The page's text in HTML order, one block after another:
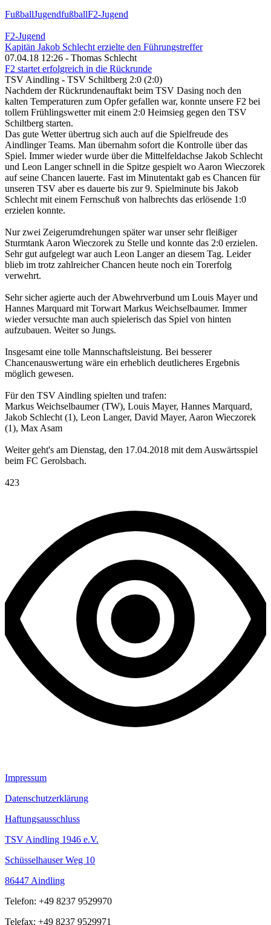
FußballJugendfußballF2-Jugend
F2-Jugend
Kapitän Jakob Schlecht erzielte den Führungstreffer
07.04.18 12:26 - Thomas Schlecht
F2 startet erfolgreich in die Rückrunde
TSV Aindling - TSV Schiltberg 2:0 (2:0)
Nachdem der Rückrundenauftakt beim TSV Dasing noch den
kalten Temperaturen zum Opfer gefallen war, konnte unsere F2 bei
tollem Frühlingswetter mit einem 2:0 Heimsieg gegen den TSV
Schiltberg starten.
Das gute Wetter übertrug sich auch auf die Spielfreude des
Aindlinger Teams. Man übernahm sofort die Kontrolle über das
Spiel. Immer wieder wurde über die Mittelfeldachse Jakob Schlecht
und Leon Langer schnell in die Spitze gespielt wo Aaron Wieczorek
auf seine Chancen lauerte. Fast im Minutentakt gab es Chancen für
unseren TSV aber es dauerte bis zur 9. Spielminute bis Jakob
Schlecht mit einem Fernschuß von halbrechts das erlösende 1:0
erzielen konnte.
Nur zwei Zeigerumdrehungen später war unser sehr fleißiger
Sturmtank Aaron Wieczorek zu Stelle und konnte das 2:0 erzielen.
Sehr gut aufgelegt war auch Leon Langer an diesem Tag. Leider
blieb im trotz zahlreicher Chancen heute noch ein Torerfolg
verwehrt.
Sehr sicher agierte auch der Abwehrverbund um Louis Mayer und
Hannes Marquard mit Torwart Markus Weichselbaumer. Immer
wieder versuchte man auch spielerisch das Spiel von hinten
aufzubauen. Weiter so Jungs.
Insgesamt eine tolle Mannschaftsleistung. Bei besserer
Chancenauswertung wäre ein erheblich deutlicheres Ergebnis
möglich gewesen.
Für den TSV Aindling spielten und trafen:
Markus Weichselbaumer (TW), Louis Mayer, Hannes Marquard,
Jakob Schlecht (1), Leon Langer, David Mayer, Aaron Wieczorek
(1), Max Asam
Weiter geht's am Dienstag, den 17.04.2018 mit dem Auswärtsspiel
beim FC Gerolsbach.
423
Impressum
Datenschutzerklärung
Haftungsausschluss
TSV Aindling 1946 e.V.
Schüsselhauser Weg 10
86447 Aindling
Telefon: +49 8237 9529970
Telefax: +49 8237 9529971